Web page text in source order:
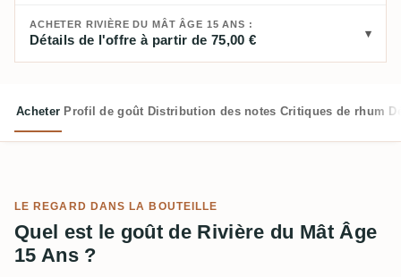
ACHETER RIVIÈRE DU MÂT ÂGE 15 ANS :
Détails de l'offre à partir de 75,00 €
Acheter Profil de goût Distribution des notes Critiques de rhum
LE REGARD DANS LA BOUTEILLE
Quel est le goût de Rivière du Mât Âge
15 Ans ?